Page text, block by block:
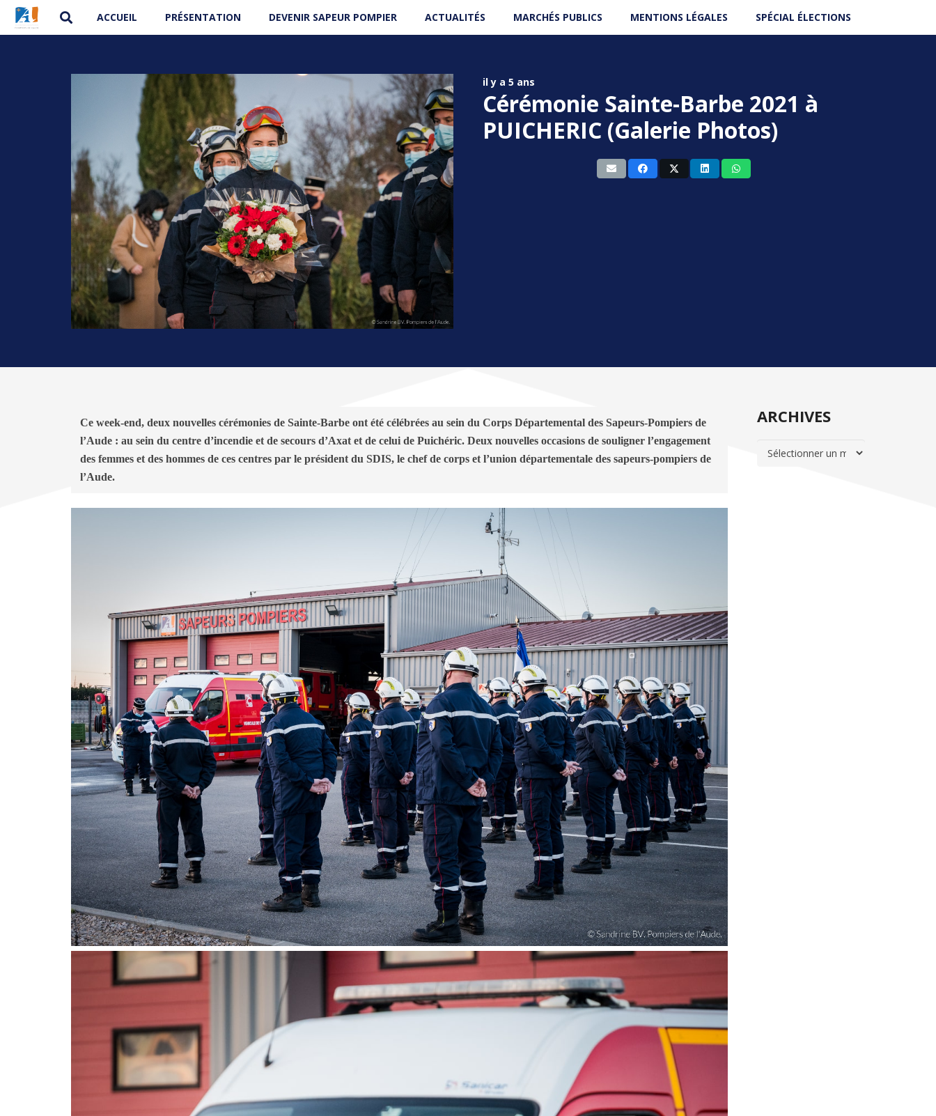
ACCUEIL PRÉSENTATION DEVENIR SAPEUR POMPIER ACTUALITÉS MARCHÉS PUBLICS MENTIONS LÉGALES SPÉCIAL ÉLECTIONS
il y a 5 ans
Cérémonie Sainte-Barbe 2021 à
PUICHERIC (Galerie Photos)
Ce week-end, deux nouvelles cérémonies de Sainte-Barbe ont été célébrées au sein du Corps Départemental des Sapeurs-Pompiers de
l’Aude : au sein du centre d’incendie et de secours d’Axat et de celui de Puichéric. Deux nouvelles occasions de souligner l’engagement
des femmes et des hommes de ces centres par le président du SDIS, le chef de corps et l’union départementale des sapeurs-pompiers de
l’Aude.
ARCHIVES
ARCHIVES